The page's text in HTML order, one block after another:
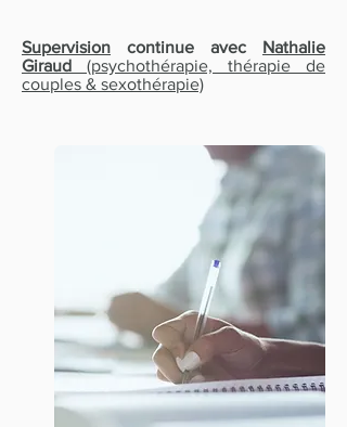
Supervision continue avec Nathalie
Giraud (psychothérapie, thérapie de
couples & sexothérapie)